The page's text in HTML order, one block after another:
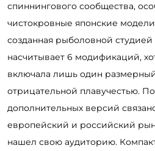
спиннингового сообщества,
чистокровные японские
созданная рыболовной
насчитывает 6 модификаций,
включала лишь один
отрицательной плавучестью.
дополнительных версий
европейский и российский
нашел свою аудиторию.